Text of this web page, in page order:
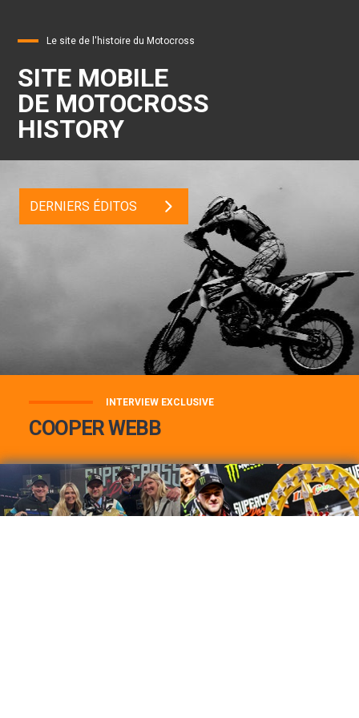
Le site de l'histoire du Motocross
SITE MOBILE
DE MOTOCROSS
HISTORY
DERNIERS ÉDITOS
INTERVIEW EXCLUSIVE
COOPER WEBB